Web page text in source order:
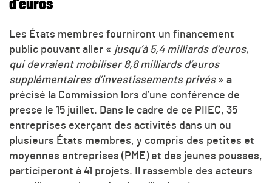
d’euros
Les États membres fourniront un financement
public pouvant aller « jusqu’à 5,4 milliards d’euros,
qui devraient mobiliser 8,8 milliards d’euros
supplémentaires d’investissements privés » a
précisé la Commission lors d’une conférence de
presse le 15 juillet. Dans le cadre de ce PIIEC, 35
entreprises exerçant des activités dans un ou
plusieurs États membres, y compris des petites et
moyennes entreprises (PME) et des jeunes pousses,
participeront à 41 projets. Il rassemble des acteurs